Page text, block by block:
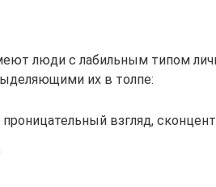
люди с лабильным типом
их в толпе:
взгляд,